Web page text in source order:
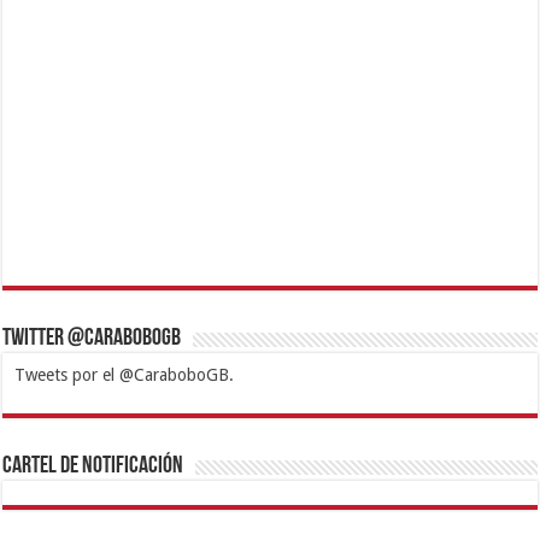
Twitter @CaraboboGB
Tweets por el @CaraboboGB.
1xbetBetturkeyBetistKralbetSupertotobetTipobetMatadorbetMariobet
https://mvbcasino.com/
Cartel de Notificación